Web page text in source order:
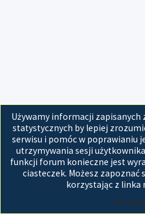
Używamy informacji zapisanych
statystycznych by lepiej
serwisu i pomóc w poprawianiu
utrzymywania sesji
funkcji forum konieczne jest
ciasteczek. Możesz
korzystając z linka